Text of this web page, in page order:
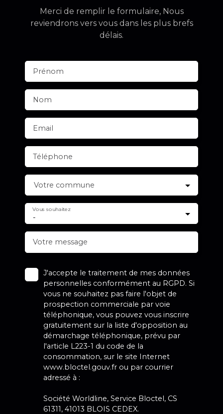
Merci de remplir le formulaire, Nous
reviendrons vers vous dans les plus brefs
délais.
Prénom
Nom
Email
Téléphone
Votre commune
-
Vous souhaitez
Votre message
J'accepte le traitement de mes données
personnelles conformément au RGPD. Si
vous ne souhaitez pas faire l'objet de
prospection commerciale par voie
téléphonique, vous pouvez vous inscrire
gratuitement sur la liste d'opposition au
démarchage téléphonique, prévu par
l'article L223-1 du code de la
consommation, sur le site Internet
www.bloctel.gouv.fr ou par courrier
adressé à :
Société Worldline, Service Bloctel, CS
61311, 41013 BLOIS CEDEX.